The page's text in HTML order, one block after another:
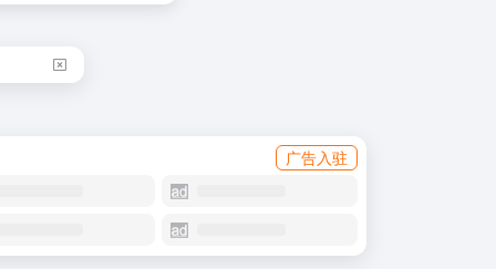
广告入驻